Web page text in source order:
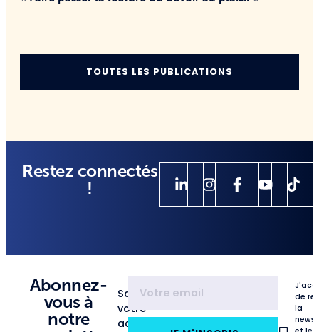
TOUTES LES PUBLICATIONS
Restez connectés
!
Abonnez-
vous à
notre
Saisissez
votre
adresse
de
la